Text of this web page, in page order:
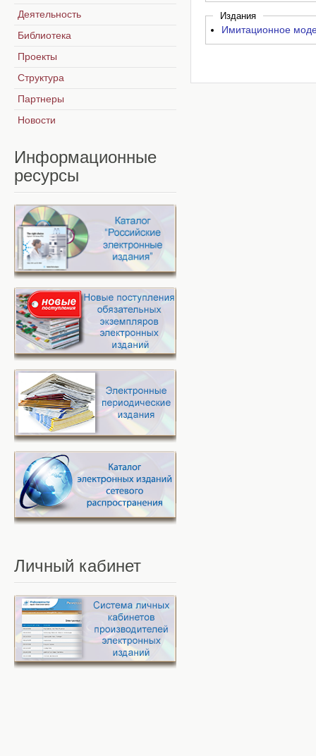
Издания
Имитационное
Деятельность
Библиотека
Проекты
Структура
Партнеры
Новости
Информационные
ресурсы
Личный кабинет